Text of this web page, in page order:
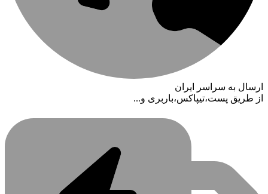
ارسال به سراسر ایران
از طریق پست،تیپاکس،باربری و...